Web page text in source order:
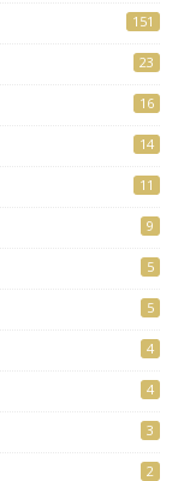
151
23
16
14
11
9
5
5
4
4
3
2